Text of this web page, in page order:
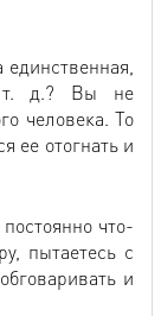
т. д.? Вы не
человека. То
ее отогнать и
что-
пытаетесь с
и